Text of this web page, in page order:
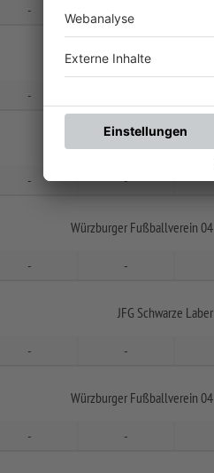
-
Würzburger Fußballverein 04
-
TSV Großbardorf
- -
Würzburger Fußballverein 04
- -
JFG Schwarze Laber
- -
Würzburger Fußballverein 04
- -